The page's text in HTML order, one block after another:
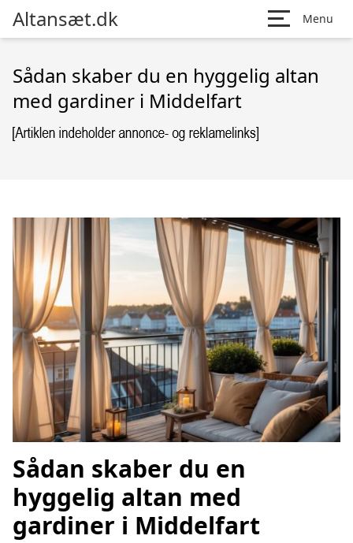
Altansæt.dk Menu
Sådan skaber du en hyggelig altan
med gardiner i Middelfart
Sådan skaber du en
hyggelig altan med
gardiner i Middelfart